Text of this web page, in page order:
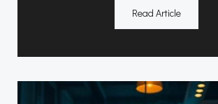
Read Article